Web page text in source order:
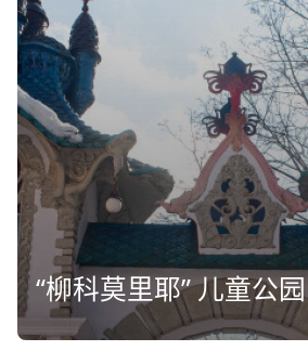
“柳科莫里耶” 儿童公园